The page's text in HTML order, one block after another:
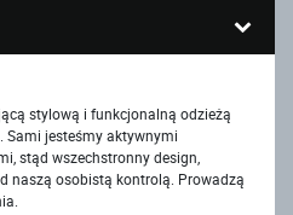
stylową i funkcjonalną odzieżą
jesteśmy aktywnymi
stąd wszechstronny design,
naszą osobistą kontrolą. Prowadzą